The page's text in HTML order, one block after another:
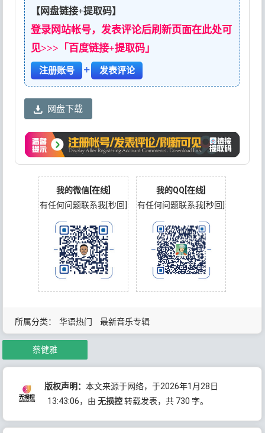
所属分类： 华语热门 最新音乐专辑
【网盘链接+提取码】
登录网站帐号，发表评论后刷新页面在此处可
见>>>「百度链接+提取码」
注册账号 + 发表评论
网盘下载
我的微信[在线]
有任何问题联系我[秒回]
我的QQ[在线]
有任何问题联系我[秒回]
蔡健雅
版权声明：本文来源于网络，于2026年1月28日
13:43:06，由无损控转载发表，共 730 字。